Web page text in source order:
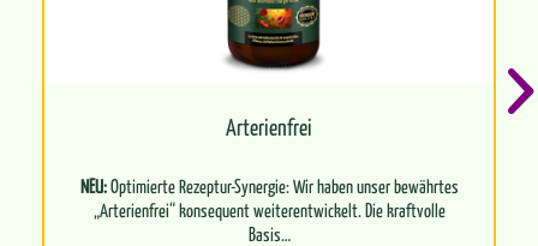
Arterienfrei
NEU:Optimierte Rezeptur-Synergie: Wir haben unser bewährtes
„Arterienfrei“ konsequent weiterentwickelt. Die kraftvolle
Basis…